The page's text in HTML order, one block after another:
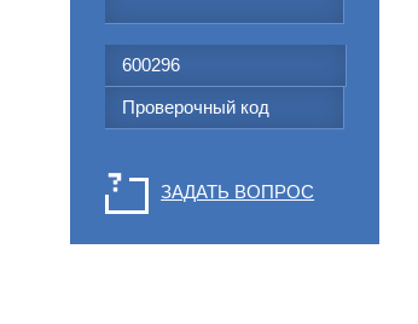
ЗАДАТЬ ВОПРОС